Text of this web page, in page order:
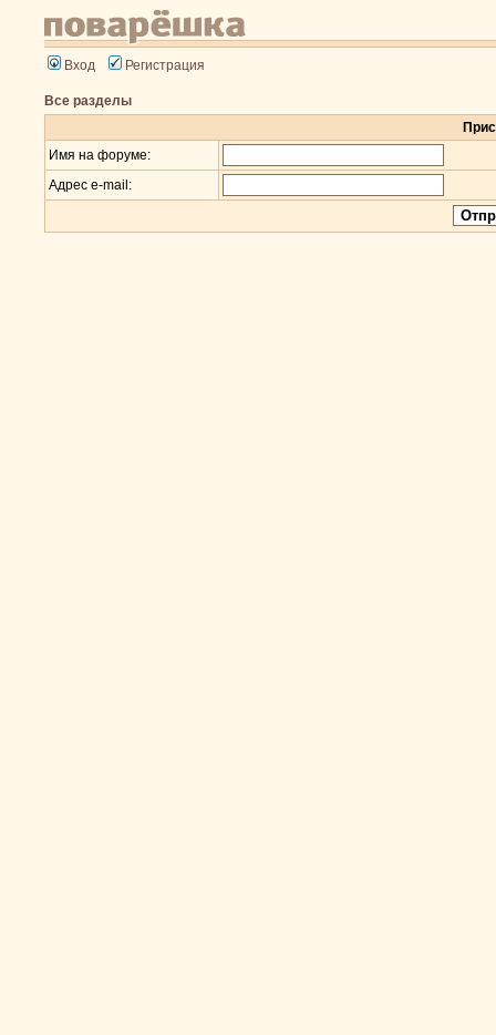
Вход Регистрация
Все разделы
Имя на форуме:
Адрес e-mail: